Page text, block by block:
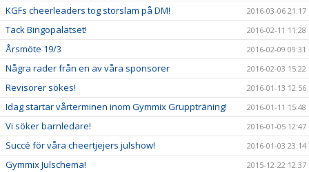
KGFs cheerleaders tog storslam på DM! 2016-03-06 21:17
Tack Bingopalatset! 2016-02-11 11:28
Årsmöte 19/3 2016-02-09 09:31
Några rader från en av våra sponsorer 2016-02-03 15:22
Revisorer sökes! 2016-01-13 12:56
Idag startar vårterminen inom Gymmix Gruppträning! 2016-01-11 15:48
Vi söker barnledare! 2016-01-05 12:47
Succé för våra cheertjejers julshow! 2016-01-03 23:14
Gymmix Julschema! 2015-12-22 12:37